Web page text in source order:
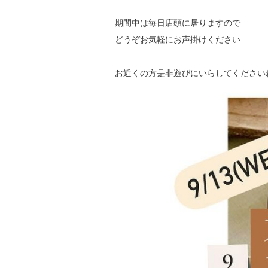
期間中は毎日店頭に居りますので
どうぞお気軽にお声掛けください
お近くの方是非遊びにいらしてください